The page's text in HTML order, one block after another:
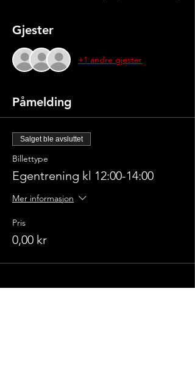
Gjester
+1 andre gjester
Påmelding
Salget ble avsluttet
Billettype
Egentrening kl 12:00-14:00
Mer informasjon
Pris
0,00 kr